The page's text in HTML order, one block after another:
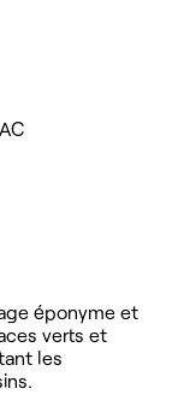
éponyme et
verts et
les